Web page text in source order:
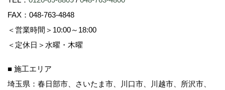
FAX：048-763-4848
＜営業時間＞10:00～18:00
＜定休日＞水曜・木曜
■ 施工エリア
埼玉県：春日部市、さいたま市、川口市、川越市、所沢市、